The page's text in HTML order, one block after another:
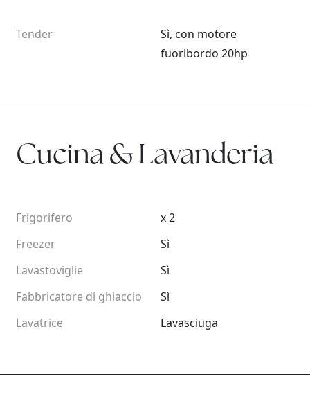
Tender
Sì, con motore
fuoribordo 20hp
Cucina & Lavanderia
Frigorifero
Freezer
Lavastoviglie
Fabbricatore di ghiaccio
Lavatrice
x 2
Sì
Sì
Sì
Lavasciuga